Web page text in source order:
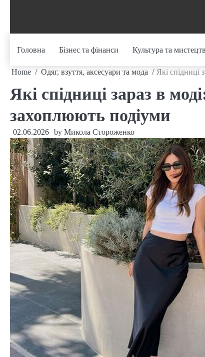
Головна Бізнес та фінанси Культура та
Home Одяг, взуття, аксесуари та мода Які спідниці
Які спідниці зараз в
захоплюють подіуми
02.06.2026 by Микола Стороженко